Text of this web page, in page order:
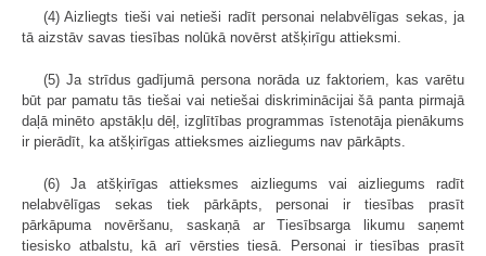
(4) Aizliegts tieši vai netieši radīt personai nelabvēlīgas sekas, ja
tā aizstāv savas tiesības nolūkā novērst atšķirīgu attieksmi.
(5) Ja strīdus gadījumā persona norāda uz faktoriem, kas varētu
būt par pamatu tās tiešai vai netiešai diskriminācijai šā panta pirmajā
daļā minēto apstākļu dēļ, izglītības programmas īstenotāja pienākums
ir pierādīt, ka atšķirīgas attieksmes aizliegums nav pārkāpts.
(6) Ja atšķirīgas attieksmes aizliegums vai aizliegums radīt
nelabvēlīgas sekas tiek pārkāpts, personai ir tiesības prasīt
pārkāpuma novēršanu, saskaņā ar Tiesībsarga likumu saņemt
tiesisko atbalstu, kā arī vērsties tiesā. Personai ir tiesības prasīt